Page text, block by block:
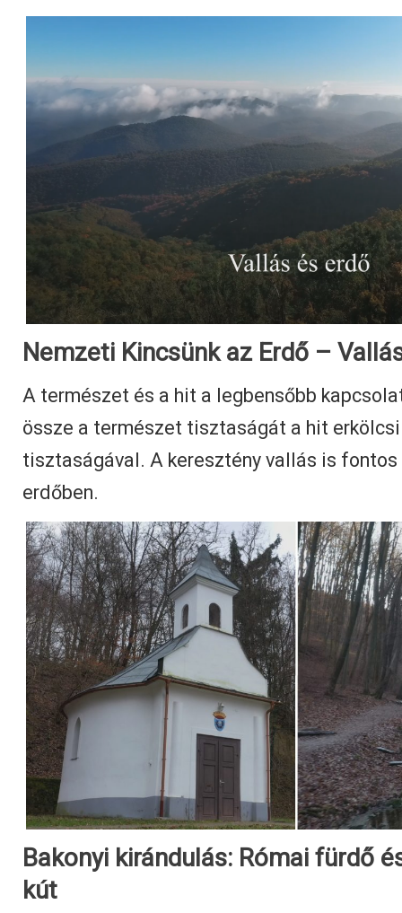
Nemzeti Kincsünk az Erdő –
A természet és a hit a legbensőbb
össze a természet tisztaságát a hit
tisztaságával. A keresztény vallás is
erdőben.
Bakonyi kirándulás: Római fürdő
kút